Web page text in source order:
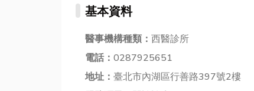
基本資料
醫事機構種類： 西醫診所
電話： 0287925651
地址： 臺北市內湖區行善路397號2樓